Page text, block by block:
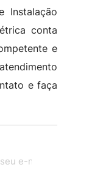
Instalação
conta
e
e faça